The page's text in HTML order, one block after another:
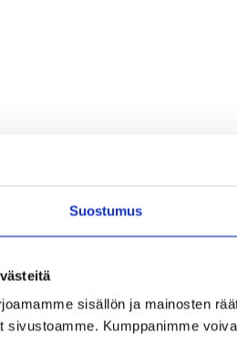
Suostumus
sisällön ja mainosten
sivustoamme. Kumppanimme